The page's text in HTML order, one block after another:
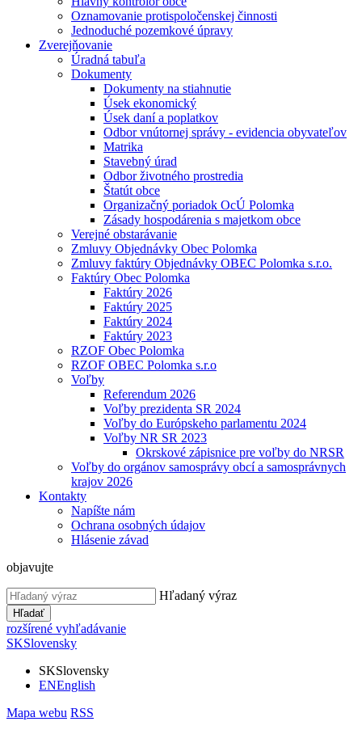
Oznamovanie protispoločenskej činnosti
Jednoduché pozemkové úpravy
Zverejňovanie
Úradná tabuľa
Dokumenty
Dokumenty na stiahnutie
Úsek ekonomický
Úsek daní a poplatkov
Odbor vnútornej správy - evidencia obyvateľov
Matrika
Stavebný úrad
Odbor životného prostredia
Štatút obce
Organizačný poriadok OcÚ Polomka
Zásady hospodárenia s majetkom obce
Verejné obstarávanie
Zmluvy Objednávky Obec Polomka
Zmluvy faktúry Objednávky OBEC Polomka s.r.o.
Faktúry Obec Polomka
Faktúry 2026
Faktúry 2025
Faktúry 2024
Faktúry 2023
RZOF Obec Polomka
RZOF OBEC Polomka s.r.o
Voľby
Referendum 2026
Voľby prezidenta SR 2024
Voľby do Európskeho parlamentu 2024
Voľby NR SR 2023
Okrskové zápisnice pre voľby do NRSR
Voľby do orgánov samosprávy obcí a samosprávnych
krajov 2026
Kontakty
Napíšte nám
Ochrana osobných údajov
Hlásenie závad
objavujte
Hľadaný výraz
Hľadať
rozšírené vyhľadávanie
SKSlovensky
SKSlovensky
ENEnglish
Mapa webu RSS